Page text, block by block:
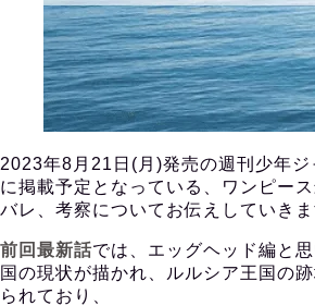
2023年8月21日(月)発売の週刊少年
に掲載予定となっている、ワンピー
バレ、考察についてお伝えしていきま
前回最新話では、エッグヘッド編と
国の現状が描かれ、ルルシア王国の
られており、